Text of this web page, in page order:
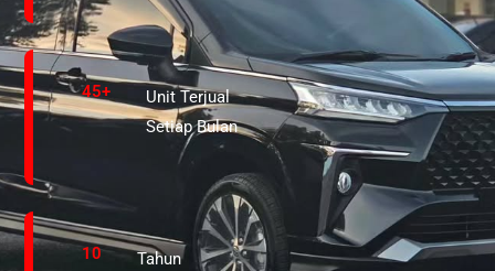
45+
Unit Terjual
Setiap Bulan
10 Tahun